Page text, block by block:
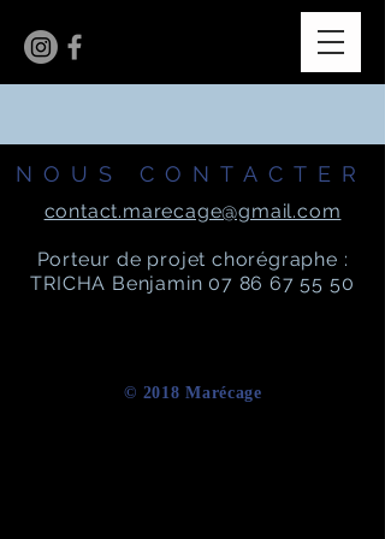
NOUS CONTACTER
contact.marecage@gmail.com
Porteur de projet chorégraphe :
TRICHA Benjamin 07 86 67 55 50
​© 2018 Marécage